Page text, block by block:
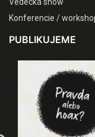
Konferencie /
PUBLIKUJEME